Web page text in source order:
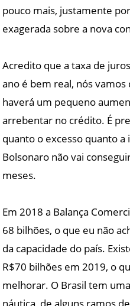
pouco mais, justamente
exagerada sobre a nova
Acredito que a taxa de
ano é bem real, nós vamos
haverá um pequeno
arrebentar no crédito. É
quanto o excesso quanto
Bolsonaro não vai
meses.
Em 2018 a Balança
68 bilhões, o que eu não
da capacidade do país.
R$70 bilhões em 2019, o
melhorar. O Brasil tem